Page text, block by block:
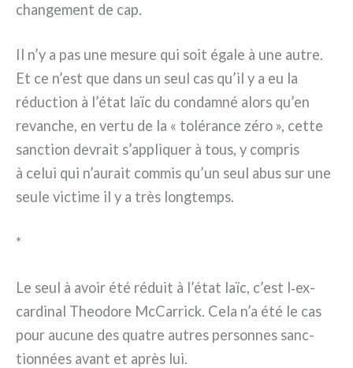
chan­ge­ment de cap.
Il n’y a pas une mesu­re qui soit éga­le à une autre.
Et ce n’est que dans un seul cas qu’il y a eu la
réduc­tion à l’état laïc du con­dam­né alors qu’en
revan­che, en ver­tu de la « tolé­ran­ce zéro », cet­te
sanc­tion devrait s’appliquer à tous, y com­pris
à celui qui n’aurait com­mis qu’un seul abus sur une
seu­le vic­ti­me il y a très long­temps.
*
Le seul à avoir été réduit à l’état laïc, c’est l‑ex-
cardinal Theodore McCarrick. Cela n’a été le cas
pour aucu­ne des qua­tre autres per­son­nes sanc­
tion­nées avant et après lui.